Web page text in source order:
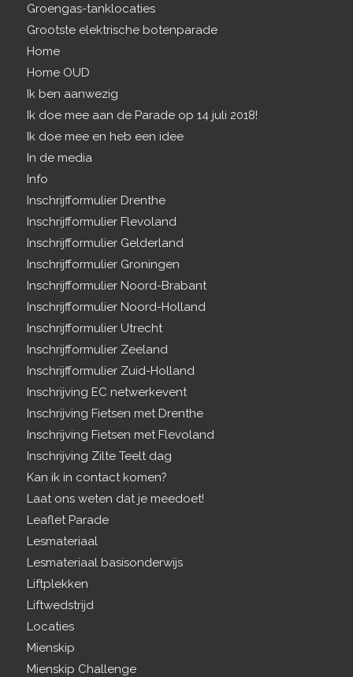
Groengas-tanklocaties
Grootste elektrische botenparade
Home
Home OUD
Ik ben aanwezig
Ik doe mee aan de Parade op 14 juli 2018!
Ik doe mee en heb een idee
In de media
Info
Inschrijfformulier Drenthe
Inschrijfformulier Flevoland
Inschrijfformulier Gelderland
Inschrijfformulier Groningen
Inschrijfformulier Noord-Brabant
Inschrijfformulier Noord-Holland
Inschrijfformulier Utrecht
Inschrijfformulier Zeeland
Inschrijfformulier Zuid-Holland
Inschrijving EC netwerkevent
Inschrijving Fietsen met Drenthe
Inschrijving Fietsen met Flevoland
Inschrijving Zilte Teelt dag
Kan ik in contact komen?
Laat ons weten dat je meedoet!
Leaflet Parade
Lesmateriaal
Lesmateriaal basisonderwijs
Liftplekken
Liftwedstrijd
Locaties
Mienskip
Mienskip Challenge